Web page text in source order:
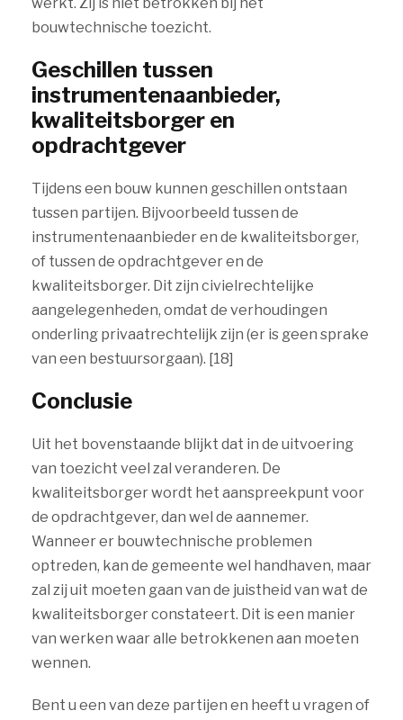
bouwtechnische toezicht.
Geschillen tussen
instrumentenaanbieder,
kwaliteitsborger en
opdrachtgever
Tijdens een bouw kunnen geschillen ontstaan
tussen partijen. Bijvoorbeeld tussen de
instrumentenaanbieder en de kwaliteitsborger,
of tussen de opdrachtgever en de
kwaliteitsborger. Dit zijn civielrechtelijke
aangelegenheden, omdat de verhoudingen
onderling privaatrechtelijk zijn (er is geen sprake
van een bestuursorgaan). [18]
Conclusie
Uit het bovenstaande blijkt dat in de uitvoering
van toezicht veel zal veranderen. De
kwaliteitsborger wordt het aanspreekpunt voor
de opdrachtgever, dan wel de aannemer.
Wanneer er bouwtechnische problemen
optreden, kan de gemeente wel handhaven, maar
zal zij uit moeten gaan van de juistheid van wat de
kwaliteitsborger constateert. Dit is een manier
van werken waar alle betrokkenen aan moeten
wennen.
Bent u een van deze partijen en heeft u vragen of